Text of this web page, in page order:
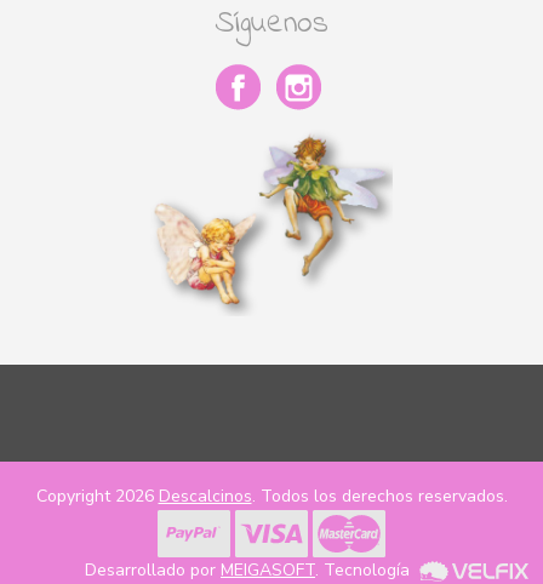
Síguenos
Copyright 2026 Descalcinos. Todos los derechos reservados.
Desarrollado por MEIGASOFT. Tecnología